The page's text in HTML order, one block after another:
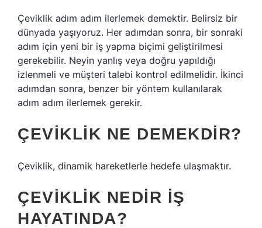
Çeviklik adım adım ilerlemek demektir. Belirsiz bir
dünyada yaşıyoruz. Her adımdan sonra, bir sonraki
adım için yeni bir iş yapma biçimi geliştirilmesi
gerekebilir. Neyin yanlış veya doğru yapıldığı
izlenmeli ve müşteri talebi kontrol edilmelidir. İkinci
adımdan sonra, benzer bir yöntem kullanılarak
adım adım ilerlemek gerekir.
ÇEVIKLIK NE DEMEKDIR?
Çeviklik, dinamik hareketlerle hedefe ulaşmaktır.
ÇEVIKLIK NEDIR IŞ
HAYATINDA?